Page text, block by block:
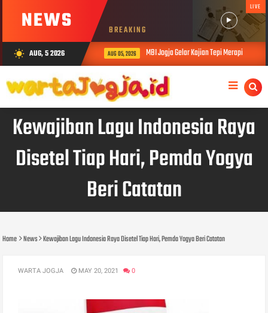
NEWS BREAKING
LIVE
wb_sunny AUG, 5 2026 AUG 05, 2026 MBI Jogja Gelar Kajian Tepi Merapi
Kewajiban Lagu Indonesia Raya
Disetel Tiap Hari, Pemda Yogya
Beri Catatan
Home News Kewajiban Lagu Indonesia Raya Disetel Tiap Hari, Pemda Yogya Beri Catatan
WARTA JOGJA MAY 20, 2021 0